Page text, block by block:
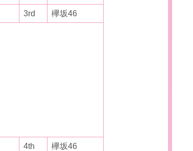
3rd 欅坂46
4th 欅坂46